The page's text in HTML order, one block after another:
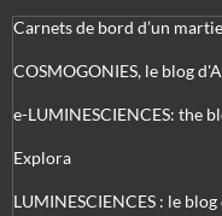
Carnets de bord d’un
COSMOGONIES, le blog
e-LUMINESCIENCES: the
Explora
LUMINESCIENCES : le